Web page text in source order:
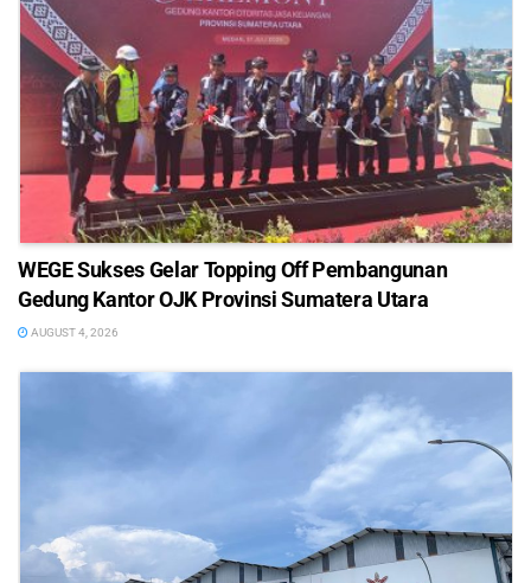
WEGE Sukses Gelar Topping Off Pembangunan
Gedung Kantor OJK Provinsi Sumatera Utara
AUGUST 4, 2026